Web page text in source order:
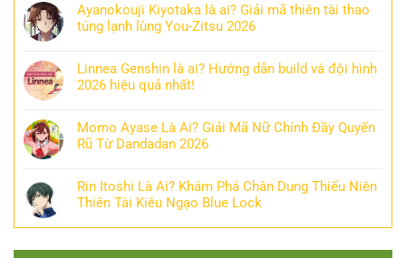
Ayanokouji Kiyotaka là ai? Giải mã thiên tài thao
túng lạnh lùng You-Zitsu 2026
Linnea Genshin là ai? Hướng dẫn build và đội hình
2026 hiệu quả nhất!
Momo Ayase Là Ai? Giải Mã Nữ Chính Đầy Quyến
Rũ Từ Dandadan 2026
Rin Itoshi Là Ai? Khám Phá Chân Dung Thiếu Niên
Thiên Tài Kiêu Ngạo Blue Lock